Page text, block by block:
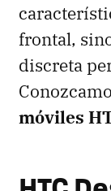
frontal,
discreta
móviles